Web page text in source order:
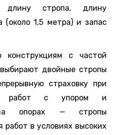
длину стропа, длину
(около 1,5 метра) и запас
с частой
двойные стропы
страховку при
работ с упором и
на опорах — стропы
в условиях высоких